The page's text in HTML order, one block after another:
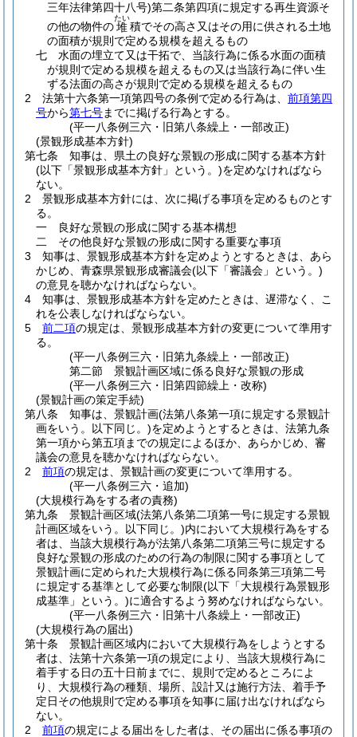
三年法律第四十八号)第二条第四項に規定する再生資源そ
の他の物件の堆
たい
積でその高さ又はその用に供される土地
の面積が規則で定める規模を超えるもの
七
水面の埋立て又は干拓で、当該行為に係る水面の面積
が規則で定める規模を超えるもの又は当該行為に伴い生
ずる法面の高さが規則で定める規模を超えるもの
2
法第十六条第一項第四号の条例で定める行為は、 前項第四
号から第七号までに掲げる行為とする。
(平一八条例三六・旧第八条繰上・一部改正)
(景観形成基本方針)
第七条
知事は、県土の良好な景観の形成に関する基本方針
(以下「景観形成基本方針」という。)を定めなければなら
ない。
2
景観形成基本方針には、次に掲げる事項を定めるものとす
る。
一
良好な景観の形成に関する基本構想
二
その他良好な景観の形成に関する重要な事項
3
知事は、景観形成基本方針を定めようとするときは、あら
かじめ、青森県景観形成審議会(以下「審議会」という。)
の意見を聴かなければならない。
4
知事は、景観形成基本方針を定めたときは、遅滞なく、こ
れを公表しなければならない。
5
前二項の規定は、景観形成基本方針の変更について準用す
る。
(平一八条例三六・旧第九条繰上・一部改正)
第二節
景観計画区域に係る良好な景観の形成
(平一八条例三六・旧第四節繰上・改称)
(景観計画の策定手続)
第八条
知事は、景観計画(法第八条第一項に規定する景観計
画をいう。以下同じ。)を定めようとするときは、法第九条
第一項から第五項までの規定によるほか、あらかじめ、審
議会の意見を聴かなければならない。
2
前項の規定は、景観計画の変更について準用する。
(平一八条例三六・追加)
(大規模行為をする者の責務)
第九条
景観計画区域(法第八条第二項第一号に規定する景観
計画区域をいう。以下同じ。)内において大規模行為をする
者は、当該大規模行為が法第八条第二項第三号に規定する
良好な景観の形成のための行為の制限に関する事項として
景観計画に定められた大規模行為に係る同条第三項第二号
に規定する基準として必要な制限(以下「大規模行為景観形
成基準」という。)に適合するよう努めなければならない。
(平一八条例三六・旧第十八条繰上・一部改正)
(大規模行為の届出)
第十条
景観計画区域内において大規模行為をしようとする
者は、法第十六条第一項の規定により、当該大規模行為に
着手する日の五十日前までに、規則で定めるところによ
り、大規模行為の種類、場所、設計又は施行方法、着手予
定日その他規則で定める事項を知事に届け出なければなら
ない。
2
前項の規定による届出をした者は、その届出に係る事項の